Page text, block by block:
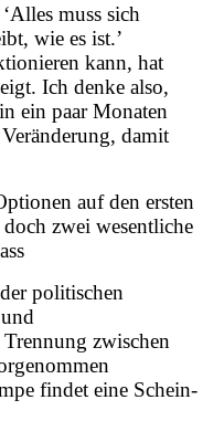
muss sich
wie es ist.’
kann, hat
Ich denke also,
ein paar Monaten
damit
auf den ersten
doch zwei wesentliche
politischen
zwischen
findet eine Schein-